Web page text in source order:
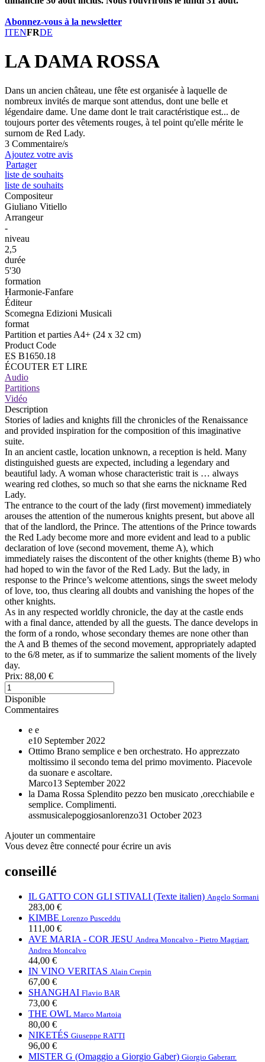
Abonnez-vous à la newsletter
ITENFRDE
LA DAMA ROSSA
Dans un ancien château, une fête est organisée à laquelle de
nombreux invités de marque sont attendus, dont une belle et
légendaire dame. Une dame dont le trait caractéristique est... de
toujours porter des vêtements rouges, à tel point qu'elle mérite le
surnom de Red Lady.
3 Commentaire/s
Ajoutez votre avis
Partager
liste de souhaits
liste de souhaits
Compositeur
Giuliano Vitiello
Arrangeur
-
niveau
2,5
durée
5'30
formation
Harmonie-Fanfare
Éditeur
Scomegna Edizioni Musicali
format
Partition et parties A4+ (24 x 32 cm)
Product Code
ES B1650.18
ÉCOUTER ET LIRE
Audio
Partitions
Vidéo
Description
Stories of ladies and knights fill the chronicles of the Renaissance
and provided inspiration for the composition of this imaginative
suite.
In an ancient castle, location unknown, a reception is held. Many
distinguished guests are expected, including a legendary and
beautiful lady. A woman whose characteristic trait is … always
wearing red clothes, so much so that she earns the nickname Red
Lady.
The entrance to the court of the lady (first movement) immediately
arouses the attention of the numerous knights present, but above all
that of the landlord, the Prince. The attentions of the Prince towards
the Red Lady become more and more evident and lead to a public
declaration of love (second movement, theme A), which
immediately raises the discontent of the other knights (theme B) who
had hoped to win the favor of the Red Lady. But the lady, in
response to the Prince’s welcome attentions, sings the sweet melody
of love, too, thus clearing all doubts and vanishing the hopes of the
other knights.
As in any respected worldly chronicle, the day at the castle ends
with a final dance, attended by all the guests. The dance develops in
the form of a rondo, whose secondary themes are none other than
the A and B themes of the second movement, appropriately adapted
to the 6/8 meter, as if to summarize the salient moments of the lively
day.
Prix: 88,00 €
Disponible
Commentaires
e e
e10 September 2022
Ottimo Brano semplice e ben orchestrato. Ho apprezzato
moltissimo il secondo tema del primo movimento. Piacevole
da suonare e ascoltare.
Marco13 September 2022
la Dama Rossa Splendito pezzo ben musicato ,orecchiabile e
semplice. Complimenti.
assmusicalepoggiosanlorenzo31 October 2023
Ajouter un commentaire
Vous devez être connecté pour écrire un avis
conseillé
IL GATTO CON GLI STIVALI (Texte italien) Angelo Sormani
283,00 €
KIMBE Lorenzo Pusceddu
111,00 €
AVE MARIA - COR JESU Andrea Moncalvo - Pietro Magriarr.
Andrea Moncalvo
44,00 €
IN VINO VERITAS Alain Crepin
67,00 €
SHANGHAI Flavio BAR
73,00 €
THE OWL Marco Martoia
80,00 €
NIKETÉS Giuseppe RATTI
96,00 €
MISTER G (Omaggio a Giorgio Gaber) Giorgio Gaberarr.